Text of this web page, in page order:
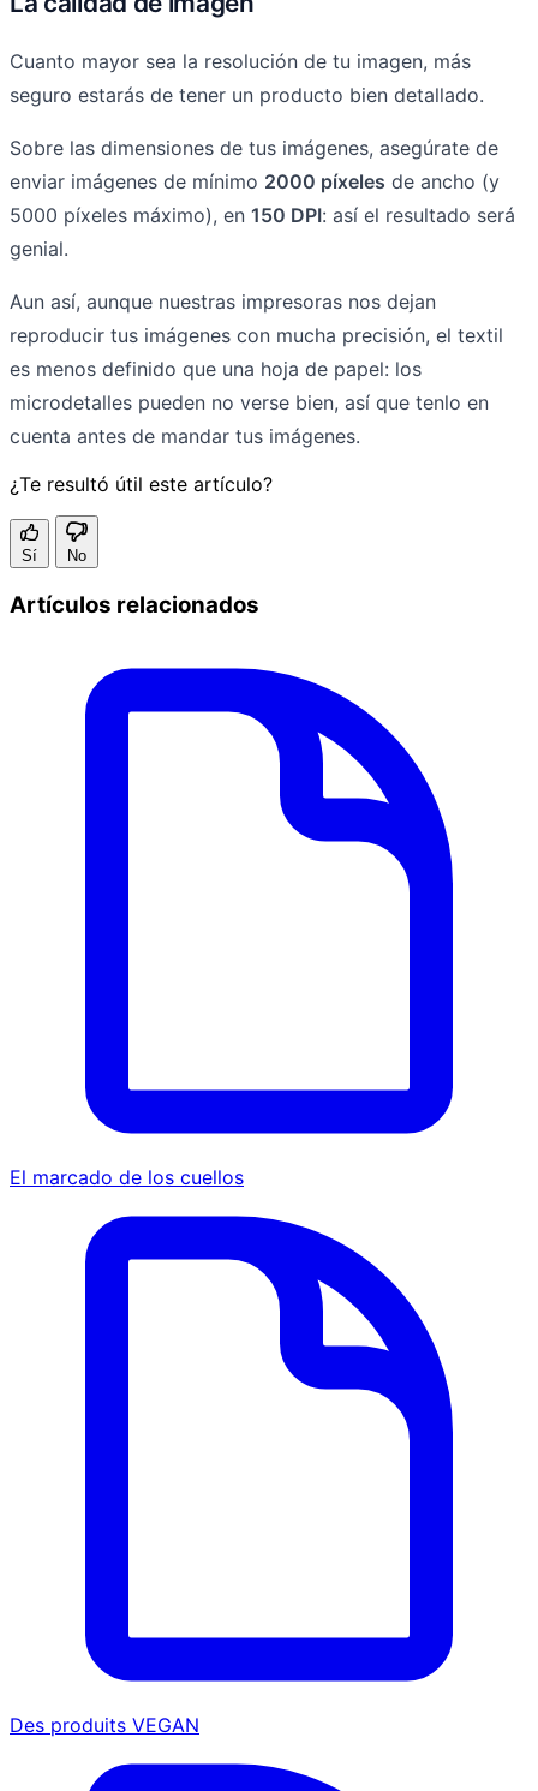
Cuanto mayor sea la resolución de tu imagen, más
seguro estarás de tener un producto bien detallado.
Sobre las dimensiones de tus imágenes, asegúrate de
enviar imágenes de mínimo 2000 píxeles de ancho (y
5000 píxeles máximo), en 150 DPI: así el resultado será
genial.
Aun así, aunque nuestras impresoras nos dejan
reproducir tus imágenes con mucha precisión, el textil
es menos definido que una hoja de papel: los
microdetalles pueden no verse bien, así que tenlo en
cuenta antes de mandar tus imágenes.
¿Te resultó útil este artículo?
Sí No
Artículos relacionados
El marcado de los cuellos
Des produits VEGAN